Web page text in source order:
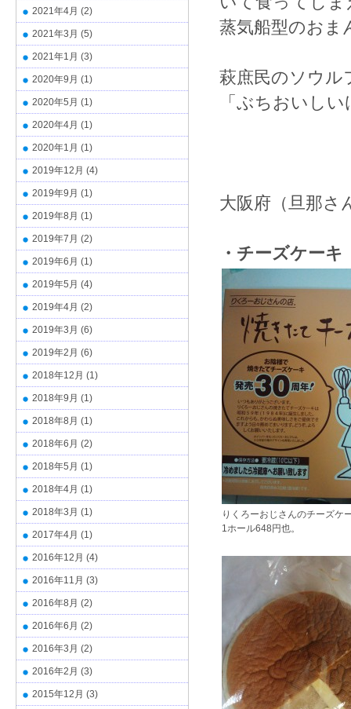
蒸気船型のおま
萩庶民のソウル
「ぶちおいし
大阪府（旦那さ
・チーズケーキ
りくろーおじさんのチーズケ
1ホール648円也。
2021年4月 (2)
2021年3月 (5)
2021年1月 (3)
2020年9月 (1)
2020年5月 (1)
2020年4月 (1)
2020年1月 (1)
2019年12月 (4)
2019年9月 (1)
2019年8月 (1)
2019年7月 (2)
2019年6月 (1)
2019年5月 (4)
2019年4月 (2)
2019年3月 (6)
2019年2月 (6)
2018年12月 (1)
2018年9月 (1)
2018年8月 (1)
2018年6月 (2)
2018年5月 (1)
2018年4月 (1)
2018年3月 (1)
2017年4月 (1)
2016年12月 (4)
2016年11月 (3)
2016年8月 (2)
2016年6月 (2)
2016年3月 (2)
2016年2月 (3)
2015年12月 (3)